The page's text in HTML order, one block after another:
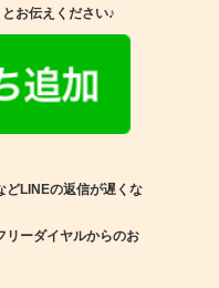
お伝えください♪
LINEの返信が遅くな
リーダイヤルからのお